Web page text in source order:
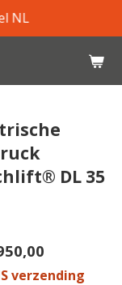
NL
DL 35
verzending